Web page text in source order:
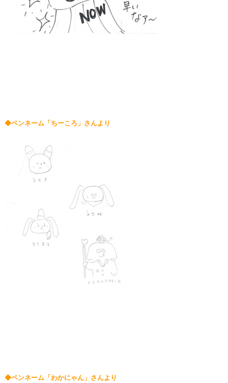
◆ペンネーム「ちーころ」さんより
◆ペンネーム「わかにゃん」さんより